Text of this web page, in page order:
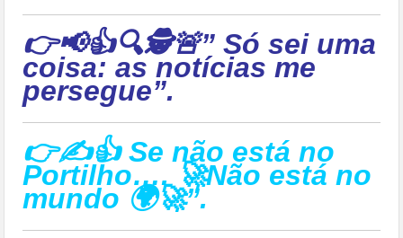
👉📢👍🔍🕵🚨” Só sei uma
coisa: as notícias me
persegue”.
👉✍👍 Se não está no
Portilho…. 🚀Não está no
mundo 🌍🚀”.